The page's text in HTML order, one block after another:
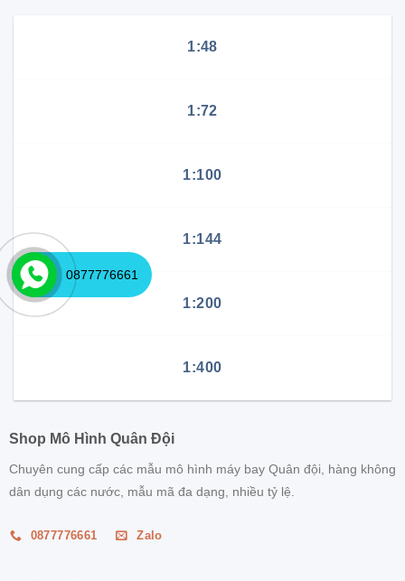
1:48
1:72
1:100
1:144
1:200
1:400
Shop Mô Hình Quân Đội
Chuyên cung cấp các mẫu mô hình máy bay Quân đội, hàng không
dân dụng các nước, mẫu mã đa dạng, nhiều tỷ lệ.
0877776661 Zalo
0877776661